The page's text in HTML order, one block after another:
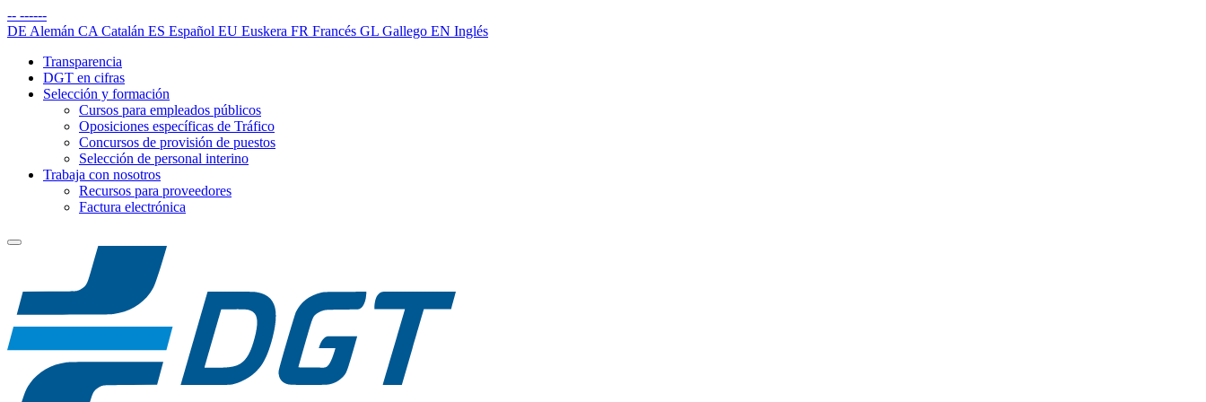
-- ------
DE Alemán CA Catalán ES Español EU Euskera FR Francés GL Gallego EN Inglés
Transparencia
DGT en cifras
Selección y formación
Cursos para empleados públicos
Oposiciones específicas de Tráfico
Concursos de provisión de puestos
Selección de personal interino
Trabaja con nosotros
Recursos para proveedores
Factura electrónica